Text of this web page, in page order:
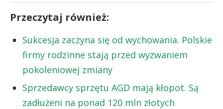
Przeczytaj również:
Sukcesja zaczyna się od wychowania. Polskie
firmy rodzinne stają przed wyzwaniem
pokoleniowej zmiany
Sprzedawcy sprzętu AGD mają kłopot. Są
zadłużeni na ponad 120 mln złotych